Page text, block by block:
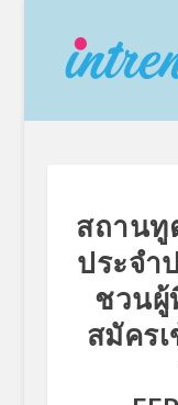
สถานทู
ประจำ
ชวนผู้
สมัคร